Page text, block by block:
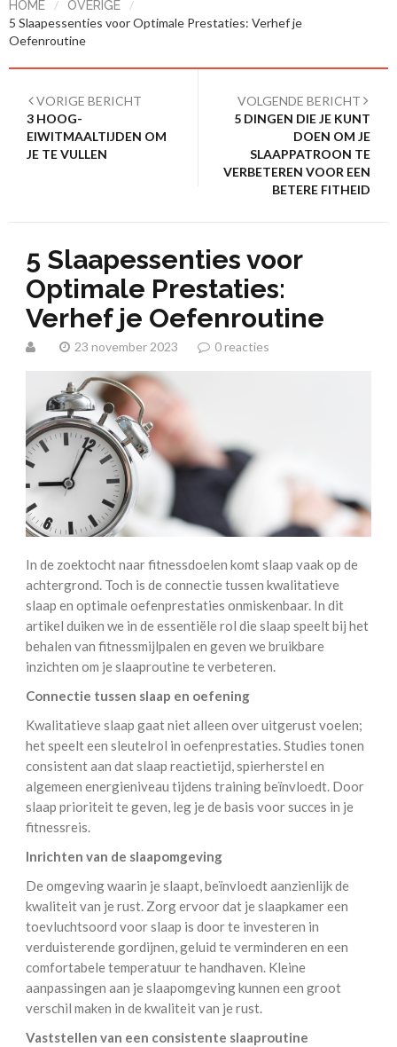
HOME / OVERIGE
/
5 Slaapessenties voor Optimale Prestaties: Verhef je
Oefenroutine
VORIGE BERICHT
3 HOOG-
EIWITMAALTIJDEN OM
JE TE VULLEN
VOLGENDE BERICHT
5 DINGEN DIE JE KUNT
DOEN OM JE
SLAAPPATROON TE
VERBETEREN VOOR EEN
BETERE FITHEID
5 Slaapessenties voor
Optimale Prestaties:
Verhef je Oefenroutine
23 november 2023 0 reacties
In de zoektocht naar fitnessdoelen komt slaap vaak op de
achtergrond. Toch is de connectie tussen kwalitatieve
slaap en optimale oefenprestaties onmiskenbaar. In dit
artikel duiken we in de essentiële rol die slaap speelt bij het
behalen van fitnessmijlpalen en geven we bruikbare
inzichten om je slaaproutine te verbeteren.
Connectie tussen slaap en oefening
Kwalitatieve slaap gaat niet alleen over uitgerust voelen;
het speelt een sleutelrol in oefenprestaties. Studies tonen
consistent aan dat slaap reactietijd, spierherstel en
algemeen energieniveau tijdens training beïnvloedt. Door
slaap prioriteit te geven, leg je de basis voor succes in je
fitnessreis.
Inrichten van de slaapomgeving
De omgeving waarin je slaapt, beïnvloedt aanzienlijk de
kwaliteit van je rust. Zorg ervoor dat je slaapkamer een
toevluchtsoord voor slaap is door te investeren in
verduisterende gordijnen, geluid te verminderen en een
comfortabele temperatuur te handhaven. Kleine
aanpassingen aan je slaapomgeving kunnen een groot
verschil maken in de kwaliteit van je rust.
Vaststellen van een consistente slaaproutine